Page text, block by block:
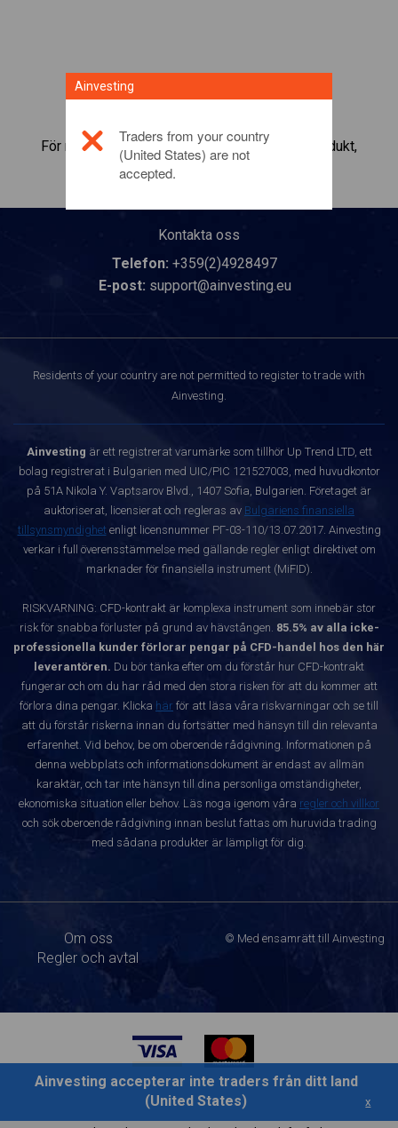
För mer information om denna investeringsprodukt,
klicka här
Kontakta oss
Telefon: +359(2)4928497
E-post: support@ainvesting.eu
Residents of your country are not permitted to register to trade with
Ainvesting.
Ainvesting är ett registrerat varumärke som tillhör Up Trend LTD, ett
bolag registrerat i Bulgarien med UIC/PIC 121527003, med huvudkontor
på 51A Nikola Y. Vaptsarov Blvd., 1407 Sofia, Bulgarien. Företaget är
auktoriserat, licensierat och regleras av Bulgariens finansiella
tillsynsmyndighetenligt licensnummer РГ-03-110/13.07.2017. Ainvesting
verkar i full överensstämmelse med gällande regler enligt direktivet om
marknader för finansiella instrument (MiFID).
RISKVARNING: CFD-kontrakt är komplexa instrument som innebär stor
risk för snabba förluster på grund av hävstången. 85.5% av alla icke-
professionella kunder förlorar pengar på CFD-handel hos den här
leverantören. Du bör tänka efter om du förstår hur CFD-kontrakt
fungerar och om du har råd med den stora risken för att du kommer att
förlora dina pengar. Klicka här för att läsa våra riskvarningar och se till
att du förstår riskerna innan du fortsätter med hänsyn till din relevanta
erfarenhet. Vid behov, be om oberoende rådgivning. Informationen på
denna webbplats och informationsdokument är endast av allmän
karaktär, och tar inte hänsyn till dina personliga omständigheter,
ekonomiska situation eller behov. Läs noga igenom våra regler och villkor
och sök oberoende rådgivning innan beslut fattas om huruvida trading
med sådana produkter är lämpligt för dig.
Om oss
Regler och avtal
© Med ensamrätt till Ainvesting
Ainvesting
Traders from your country
(United States) are not
accepted.
Ainvesting accepterar inte traders från ditt land
(United States)
x